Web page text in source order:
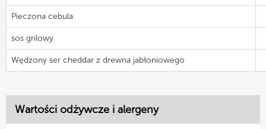
Pieczona cebula
sos grilowy
Wędzony ser cheddar z drewna jabłoniowego
Wartości odżywcze i alergeny